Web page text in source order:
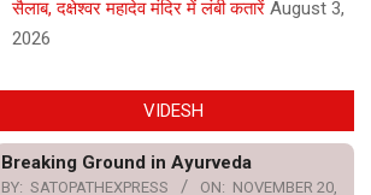
सैलाब, दक्षेश्वर महादेव मंदिर में लंबी कतारें August 3,
2026
VIDESH
Breaking Ground in Ayurveda
BY: SATOPATHEXPRESS ON: NOVEMBER 20,